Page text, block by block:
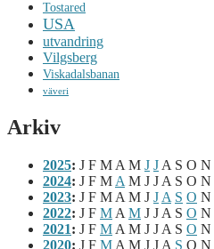
Tostared
USA
utvandring
Vilgsberg
Viskadalsbanan
väveri
Arkiv
2025: J F M A M J J A S O N
2024: J F M A M J J A S O N
2023: J F M A M J J A S O N
2022: J F M A M J J A S O N
2021: J F M A M J J A S O N
2020: J F M A M J J A S O N